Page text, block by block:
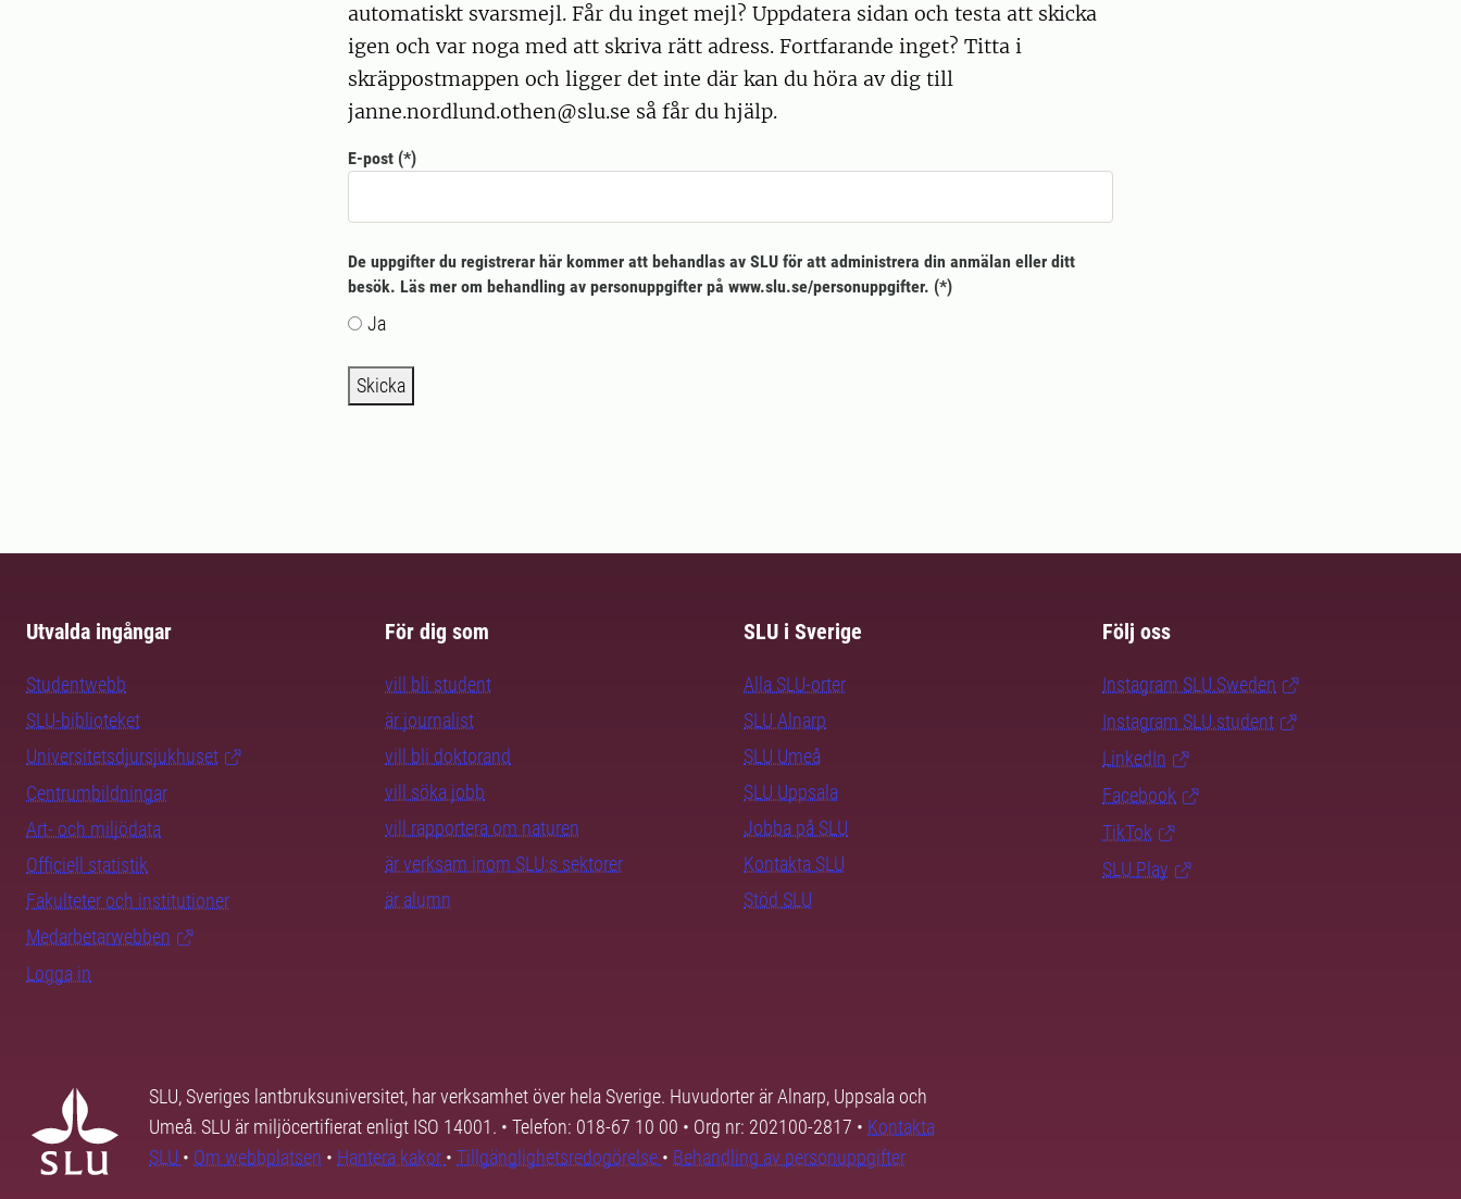
automatiskt svarsmejl. Får du inget mejl? Uppdatera sidan och testa att skicka
igen och var noga med att skriva rätt adress. Fortfarande inget? Titta i
skräppostmappen och ligger det inte där kan du höra av dig till
janne.nordlund.othen@slu.se så får du hjälp.
E-post
De uppgifter du registrerar här kommer att behandlas av SLU för att administrera din anmälan eller ditt
besök. Läs mer om behandling av personuppgifter på www.slu.se/personuppgifter.
Ja
Skicka
Utvalda ingångar
Studentwebb
SLU-biblioteket
Universitetsdjursjukhuset
Centrumbildningar
Art- och miljödata
Officiell statistik
Fakulteter och institutioner
Medarbetarwebben
Logga in
För dig som
vill bli student
är journalist
vill bli doktorand
vill söka jobb
vill rapportera om naturen
är verksam inom SLU:s sektorer
är alumn
SLU i Sverige
Alla SLU-orter
SLU Alnarp
SLU Umeå
SLU Uppsala
Jobba på SLU
Kontakta SLU
Stöd SLU
Följ oss
Instagram SLU.Sweden
Instagram SLU.student
LinkedIn
Facebook
TikTok
SLU Play
SLU, Sveriges lantbruksuniversitet, har verksamhet över hela Sverige. Huvudorter är Alnarp, Uppsala och
Umeå. SLU är miljöcertifierat enligt ISO 14001. • Telefon: 018-67 10 00 • Org nr: 202100-2817 • Kontakta
SLU • Om webbplatsen • Hantera kakor • Tillgänglighetsredogörelse • Behandling av personuppgifter